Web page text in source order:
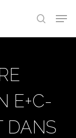
search
E+C-
DANS